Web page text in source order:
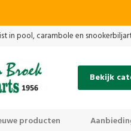
in pool, carambole en
Bekijk
producten